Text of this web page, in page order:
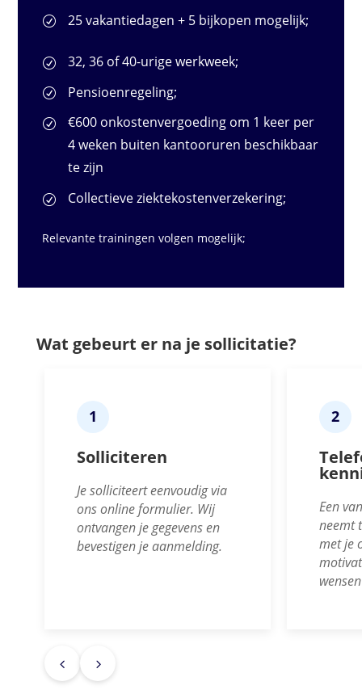
25 vakantiedagen + 5 bijkopen mogelijk;
32, 36 of 40-urige werkweek;
Pensioenregeling;
€600 onkostenvergoeding om 1 keer per
4 weken buiten kantooruren beschikbaar
te zijn
Collectieve ziektekostenverzekering;
Relevante trainingen volgen mogelijk;
Wat gebeurt er na je sollicitatie?
1
Solliciteren
Je solliciteert eenvoudig via
ons online formulier. Wij
ontvangen je gegevens en
bevestigen je aanmelding.
2
Een
neemt
met je
4 5